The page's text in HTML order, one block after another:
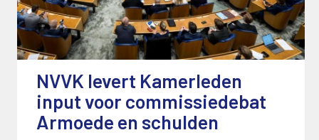
NVVK levert Kamerleden
input voor commissiedebat
Armoede en schulden